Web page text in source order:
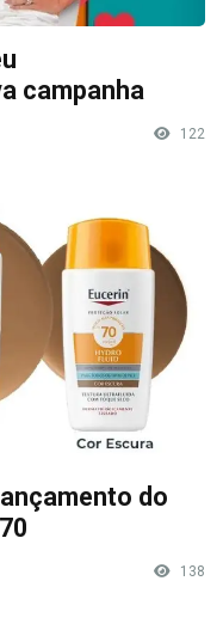
campanha
122
do
138